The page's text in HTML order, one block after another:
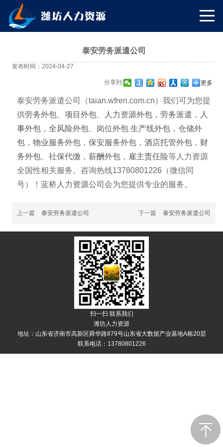
泰安劳务派遣公司
发布时间：2024-04-27
分享到: 更多
泰安劳务派遣公司（taian.wfren.com.cn）我们可为您提
供劳务外包 项目外包 人力资源外包 ， 劳务派遣 ，
人
事外包 ， 全风险外包 岗位外包 生产线外包 ， 仓储外
包 ， 物业服务外包 ， 保安服务外包 ， 酒店托管外包 ， 财
务外包
社保代缴 ， 薪酬外包 ， 雇主责任险等人力资源
全国性相关服务。咨询热线13780801226（微信同
号）！蓝桥 人力资源公司 会为您提供专业的服务。
上一篇 泰安劳务派遣公司 下一篇 泰安劳务派遣公司
扫一扫 联系我们
潍坊人力资源
地址：山东省济南市高新区舜华路879号山东省大数据产业基地A栋20层
联系电话：13780801226